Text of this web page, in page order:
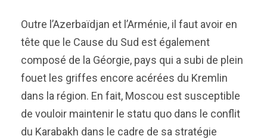
Outre l’Azerbaïdjan et l’Arménie, il faut avoir en
tête que le Cause du Sud est également
composé de la Géorgie, pays qui a subi de plein
fouet les griffes encore acérées du Kremlin
dans la région. En fait, Moscou est susceptible
de vouloir maintenir le statu quo dans le conflit
du Karabakh dans le cadre de sa stratégie